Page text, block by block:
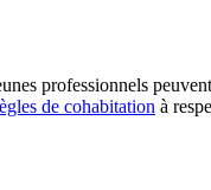
professionnels
de cohabitation à